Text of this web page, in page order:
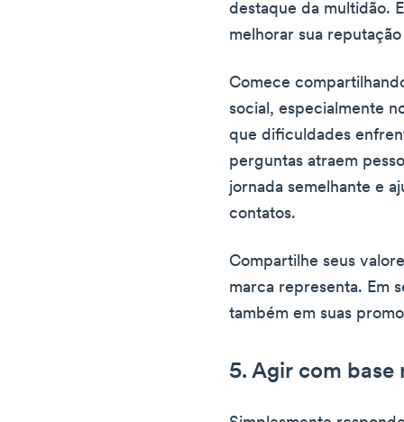
destaque da multidão.
melhorar sua
Comece
social, especialmente
que dificuldades
perguntas atraem
jornada semelhante e
contatos.
Compartilhe seus
marca representa. Em
também em suas
5. Agir com